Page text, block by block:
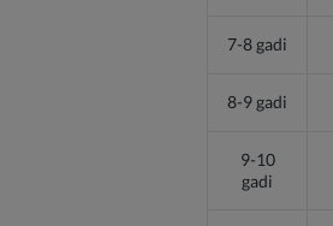
7-8 gadi
8-9 gadi
9-10
gadi